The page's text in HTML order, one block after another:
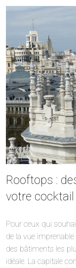
Rooftops :
votre cocktail
Pour ceux qui
de la vue
des bâtiments les
idéale. La capitale